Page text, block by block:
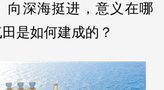
向深海挺进，意义在哪
是如何建成的？